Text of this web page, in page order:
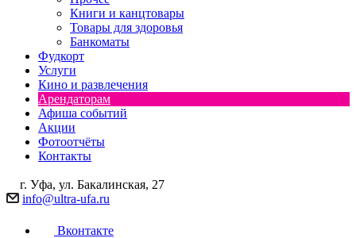
Книги и канцтовары
Товары для здоровья
Банкоматы
Фудкорт
Услуги
Кино и развлечения
Арендаторам
Афиша событий
Акции
Фотоотчёты
Контакты
г. Уфа, ул. Бакалинская, 27
info@ultra-ufa.ru
Вконтакте